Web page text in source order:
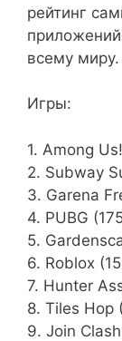
рейтинг
всему миру.
Игры:
1. Among
2. Subway
3. Garena
4. PUBG
5.
6. Roblox
7. Hunter
8. Tiles Hop
9. Join